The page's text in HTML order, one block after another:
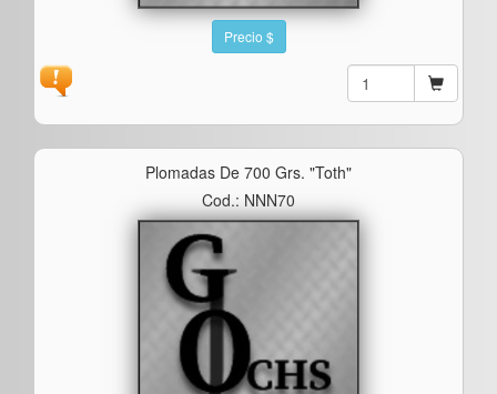
Precio $
Plomadas De 700 Grs. "toth"
Cod.: NNN70